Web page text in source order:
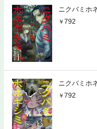
ニクバミホ
792
ニクバミホ
792